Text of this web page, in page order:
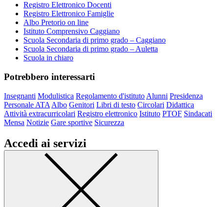
Registro Elettronico Docenti
Registro Elettronico Famiglie
Albo Pretorio on line
Istituto Comprensivo Caggiano
Scuola Secondaria di primo grado – Caggiano
Scuola Secondaria di primo grado – Auletta
Scuola in chiaro
Potrebbero interessarti
Insegnanti Modulistica Regolamento d'istituto Alunni Presidenza
Personale ATA Albo Genitori Libri di testo Circolari Didattica
Attività extracurricolari Registro elettronico Istituto PTOF Sindacati
Mensa Notizie Gare sportive Sicurezza
Accedi ai servizi